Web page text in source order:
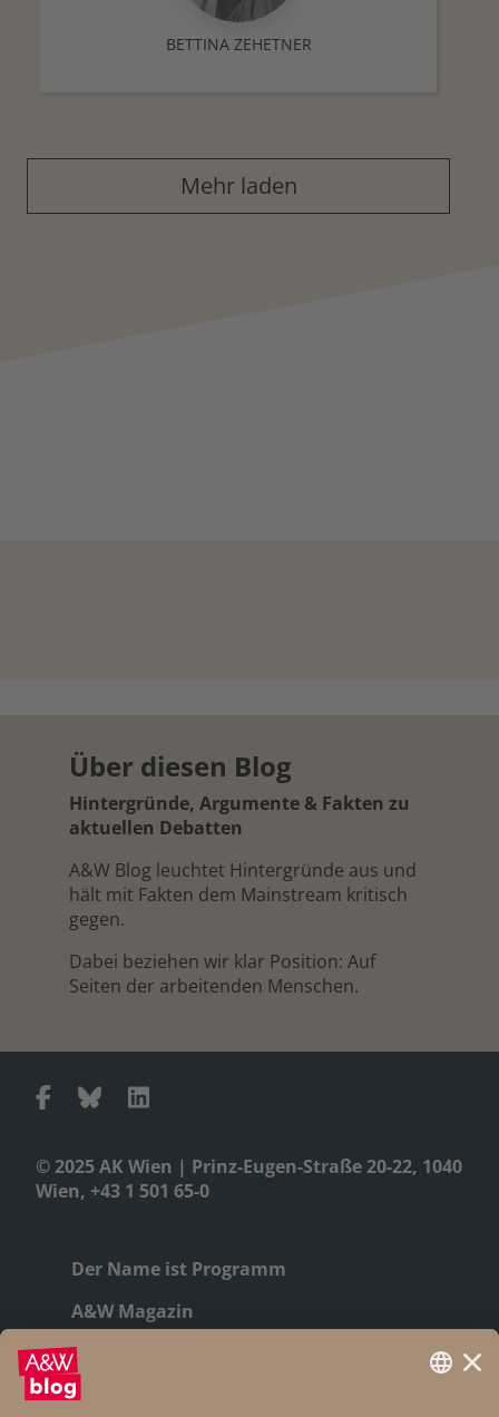
BETTINA ZEHETNER
Mehr laden
© 2025 AK Wien | Prinz-Eugen-Straße 20-22, 1040
Wien, +43 1 501 65-0
Der Name ist Programm
A&W Magazin
Geschichte
Über diesen Blog
Hintergründe, Argumente & Fakten zu
aktuellen Debatten
A&W Blog leuchtet Hintergründe aus und
hält mit Fakten dem Mainstream kritisch
gegen.
Dabei beziehen wir klar Position: Auf
Seiten der arbeitenden Menschen.